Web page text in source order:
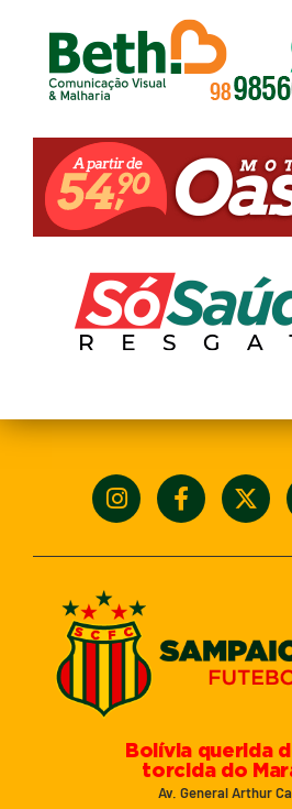
Bolívia querida
torcida do
Av. General Arthur